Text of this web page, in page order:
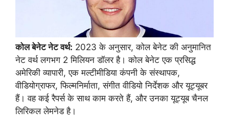
कोल बेनेट नेट वर्थ: 2023 के अनुसार, कोल बेनेट की अनुमानित
नेट वर्थ लगभग 2 मिलियन डॉलर है। कोल बेनेट एक प्रसिद्ध
अमेरिकी व्यापारी, एक मल्टीमीडिया कंपनी के संस्थापक,
वीडियोग्राफर, फिल्मनिर्माता, संगीत वीडियो निर्देशक और यूट्यूबर
हैं। वह कई रैपर्स के साथ काम करते हैं, और उनका यूट्यूब चैनल
लिरिकल लेमनेड है।